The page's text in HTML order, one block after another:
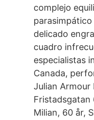
complejo
delicado
cuadro
especialistas
Canada,
Julian Armour
Fristadsgatan
Milian, 60 år,